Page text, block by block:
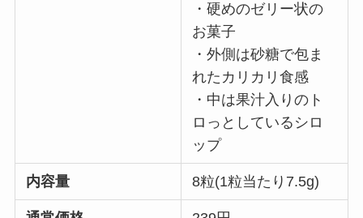
・硬めのゼリー状の
お菓子
・外側は砂糖で包ま
れたカリカリ食感
・中は果汁入りのト
ロっとしているシロ
ップ
内容量 8粒(1粒当たり7.5g)